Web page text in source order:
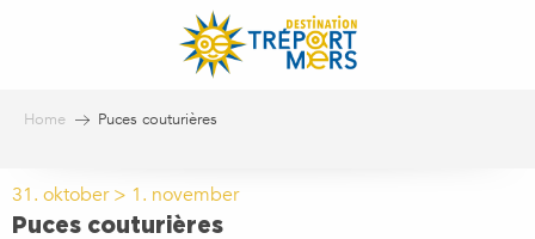
Home Puces couturières
31. oktober > 1. november
Puces couturières